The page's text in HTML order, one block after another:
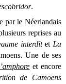
.
par le Néerlandais
reprises au
interditet La
Une de ses
et encore
de Camoens